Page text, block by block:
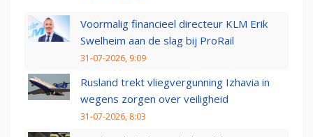
Voormalig financieel directeur KLM Erik
Swelheim aan de slag bij ProRail
31-07-2026, 9:09
Rusland trekt vliegvergunning Izhavia in
wegens zorgen over veiligheid
31-07-2026, 8:03